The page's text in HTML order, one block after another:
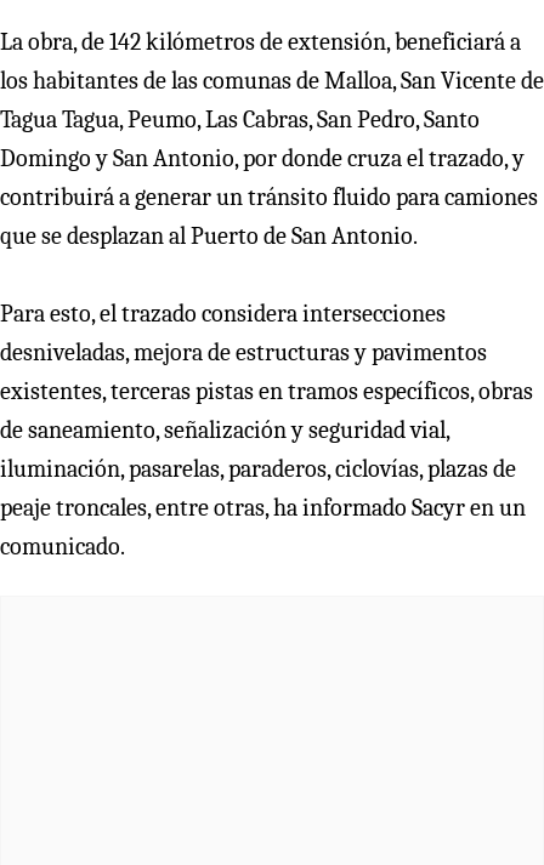
La obra, de 142 kilómetros de extensión, beneficiará a
los habitantes de las comunas de Malloa, San Vicente de
Tagua Tagua, Peumo, Las Cabras, San Pedro, Santo
Domingo y San Antonio, por donde cruza el trazado, y
contribuirá a generar un tránsito fluido para camiones
que se desplazan al Puerto de San Antonio.
Para esto, el trazado considera intersecciones
desniveladas, mejora de estructuras y pavimentos
existentes, terceras pistas en tramos específicos, obras
de saneamiento, señalización y seguridad vial,
iluminación, pasarelas, paraderos, ciclovías, plazas de
peaje troncales, entre otras, ha informado Sacyr en un
comunicado.